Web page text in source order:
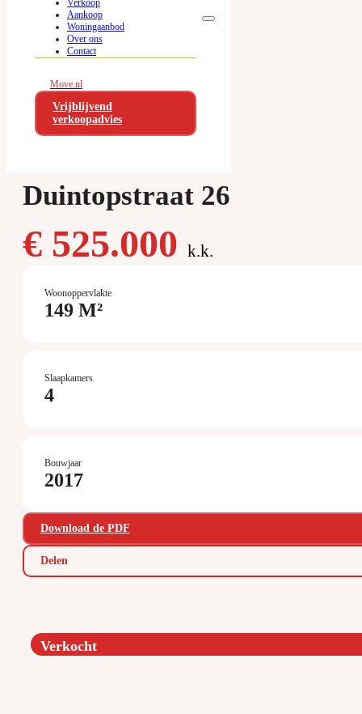
Ga naar hoofdinhoud Ga naar voettekst
Verkoop
Aankoop
Woningaanbod
Over ons
Contact
Move.nl
Vrijblijvend
verkoopadvies
Duintopstraat 26
€ 525.000 k.k.
Woonoppervlakte
149 M²
Slaapkamers
4
Bouwjaar
2017
Download de PDF
Delen
Verkocht